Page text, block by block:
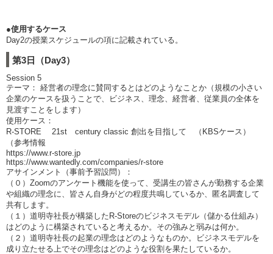
●使用するケース
Day2の授業スケジュールの項に記載されている。
第3日（Day3）
Session 5
テーマ： 経営者の理念に賛同するとはどのようなことか（規模の小さい
企業のケースを扱うことで、ビジネス、理念、経営者、従業員の全体を
見渡すことをします）
使用ケース：
R-STORE 21st century classic 創出を目指して （KBSケース）
（参考情報
https://www.r-store.jp
https://www.wantedly.com/companies/r-store
アサインメント（事前予習設問）：
（０）Zoomのアンケート機能を使って、受講生の皆さんが勤務する企業
や組織の理念に、皆さん自身がどの程度共鳴しているか、匿名調査して
共有します。
（１）道明寺社長が構築したR-Storeのビジネスモデル（儲かる仕組み）
はどのように構築されていると考えるか。その強みと弱みは何か。
（２）道明寺社長の起業の理念はどのようなものか。ビジネスモデルを
成り立たせる上でその理念はどのような役割を果たしているか。